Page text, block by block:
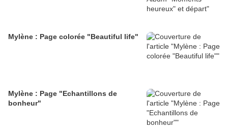
Mylène : Page colorée "Beautiful life"
Mylène : Page "Echantillons de
bonheur"